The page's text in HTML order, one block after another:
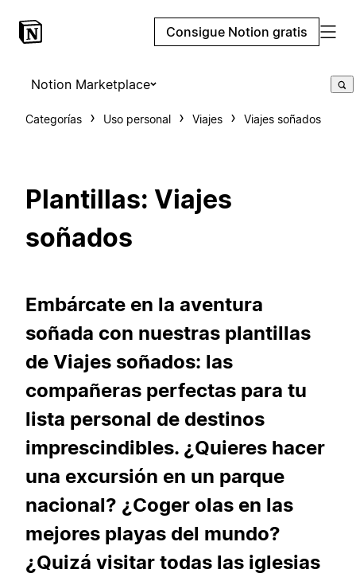
Consigue Notion gratis
Notion Marketplace
Categorías Uso personal Viajes Viajes soñados
Plantillas: Viajes
soñados
Embárcate en la aventura
soñada con nuestras plantillas
de Viajes soñados: las
compañeras perfectas para tu
lista personal de destinos
imprescindibles. ¿Quieres hacer
una excursión en un parque
nacional? ¿Coger olas en las
mejores playas del mundo?
¿Quizá visitar todas las iglesias